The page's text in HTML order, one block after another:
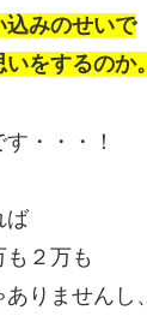
込みのせいで
をするのか。
・・・！
ば
２万も
りませんし、